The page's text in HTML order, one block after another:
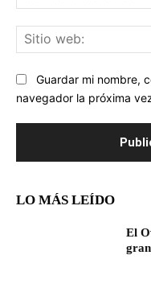
Guardar mi nombre,
navegador la próxima
LO MÁS LEÍDO
El